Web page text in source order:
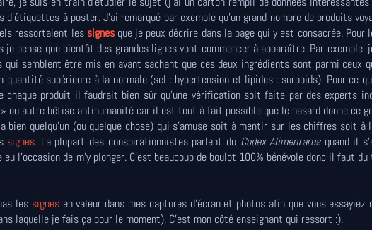
d'étiquettes à poster. J'ai remarqué par exemple qu'un grand nombre de produits
ressortaient les signesque je peux décrire dans la page qui y est consacrée. Pour
je pense que bientôt des grandes lignes vont commencer à apparaître. Par
semblent être mis en avant sachant que ces deux ingrédients sont parmi ceux
quantité supérieure à la normale (sel : hypertension et lipides : surpoids). Pour ce
chaque produit il faudrait bien sûr qu’une vérification soit faite par des experts
» ou autre bêtise antihumanité car il est tout à fait possible que le hasard donne ce
bien quelqu’un (ou quelque chose) qui s’amuse soit à mentir sur les chiffres soit à
signes. La plupart des conspirationnistes parlent duCodex Alimentarusquand il
l'occasion de m'y plonger. C'est beaucoup de boulot 100% bénévole donc il faut
les signesen valeur dans mes captures d'écran et photos afin que vous
laquelle je fais ça pour le moment). C'est mon côté enseignant qui ressort :).